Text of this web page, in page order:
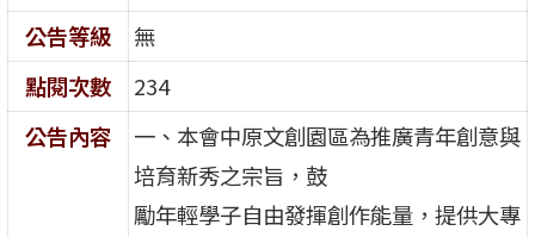
公告等級
無
點閱次數
234
公告內容
一、本會中原文創園區為推廣青年創意與
培育新秀之宗旨，鼓
勵年輕學子自由發揮創作能量，提供大專